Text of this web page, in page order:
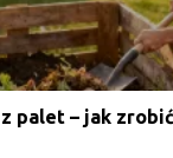
palet – jak